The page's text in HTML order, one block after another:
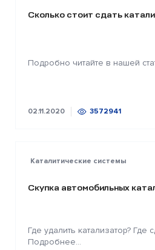
Сколько стоит сдать
Подробно читайте в нашей
02.11.2020 3572941
Каталитические системы
Скупка автомобильных
Где удалить катализатор? Где
Подробнее...